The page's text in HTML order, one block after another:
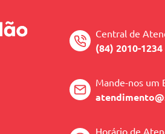
Central de
(84) 2010-1234
Mande-nos um
Horário de